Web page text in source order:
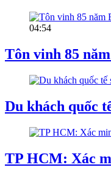
04:54
Tôn vinh 85
Du khách quốc
TP HCM: Xác